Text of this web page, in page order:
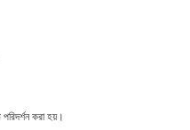
করা হয়।